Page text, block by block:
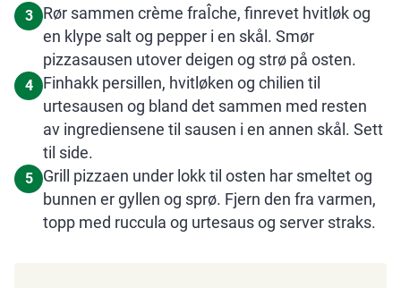
3
Rør sammen crème fraÎche, finrevet hvitløk og
en klype salt og pepper i en skål. Smør
pizzasausen utover deigen og strø på osten.
4
Finhakk persillen, hvitløken og chilien til
urtesausen og bland det sammen med resten
av ingrediensene til sausen i en annen skål. Sett
til side.
5
Grill pizzaen under lokk til osten har smeltet og
bunnen er gyllen og sprø. Fjern den fra varmen,
topp med ruccula og urtesaus og server straks.